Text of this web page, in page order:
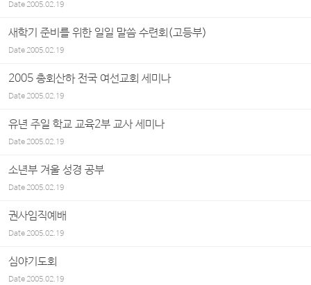
Date2005.02.19
새학기 준비를 위한 일일 말씀 수련회(고등부)
Date2005.02.19
2005 총회산하 전국 여선교회 세미나
Date2005.02.19
유년 주일 학교 교육2부 교사 세미나
Date2005.02.19
소년부 겨울 성경 공부
Date2005.02.19
권사임직예배
Date2005.02.19
심야기도회
Date2005.02.19